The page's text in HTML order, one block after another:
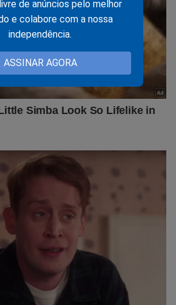
de anúncios pelo melhor
e colabore com a nossa
independência.
ASSINAR AGORA